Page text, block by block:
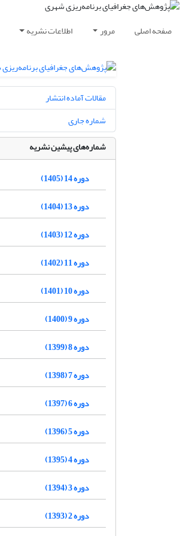
صفحه اصلی مرور اطلاعات نشریه
مقالات آماده انتشار
شماره جاری
شماره‌های پیشین نشریه
دوره 14 (1405)
دوره 13 (1404)
دوره 12 (1403)
دوره 11 (1402)
دوره 10 (1401)
دوره 9 (1400)
دوره 8 (1399)
دوره 7 (1398)
دوره 6 (1397)
دوره 5 (1396)
دوره 4 (1395)
دوره 3 (1394)
دوره 2 (1393)